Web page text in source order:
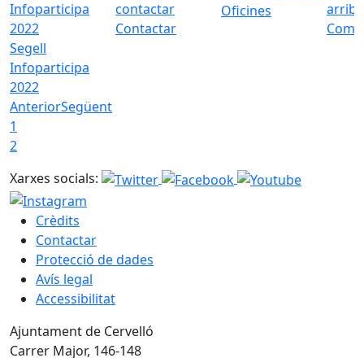
Segell
Infoparticipa
2022
Contactar
Oficines
Com
AnteriorSegüent
1
2
Xarxes socials:
Crèdits
Contactar
Protecció de dades
Avís legal
Accessibilitat
Ajuntament de Cervelló
Carrer Major, 146-148